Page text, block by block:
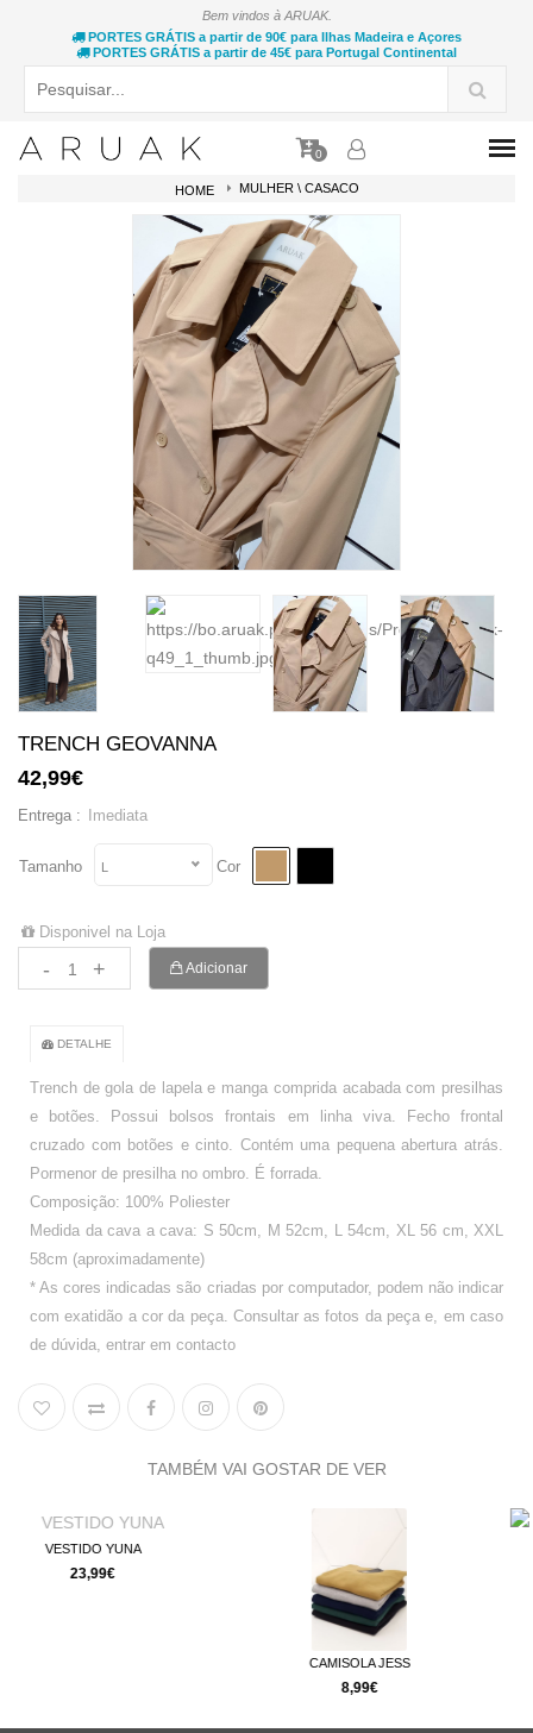
Bem vindos à ARUAK.
PORTES GRÁTIS a partir de 90€ para Ilhas Madeira e Açores
PORTES GRÁTIS a partir de 45€ para Portugal Continental
0
HOME MULHER \ CASACO
TRENCH GEOVANNA
42,99€
Entrega : Imediata
Tamanho Cor
Disponivel na Loja
- + Adicionar
DETALHE
Trench de gola de lapela e manga comprida acabada com presilhas
e botões. Possui bolsos frontais em linha viva. Fecho frontal
cruzado com botões e cinto. Contém uma pequena abertura atrás.
Pormenor de presilha no ombro. É forrada.
Composição: 100% Poliester
Medida da cava a cava: S 50cm, M 52cm, L 54cm, XL 56 cm, XXL
58cm (aproximadamente)
* As cores indicadas são criadas por computador, podem não indicar
com exatidão a cor da peça. Consultar as fotos da peça e, em caso
de dúvida, entrar em contacto
TAMBÉM VAI GOSTAR DE VER
14,99€